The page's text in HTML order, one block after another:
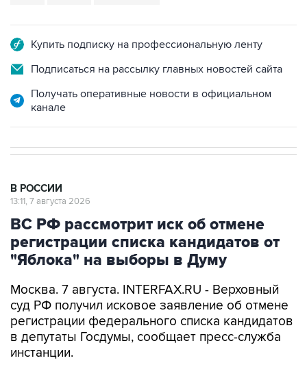
Купить подписку на профессиональную ленту
Подписаться на рассылку главных новостей сайта
Получать оперативные новости в официальном
канале
В РОССИИ
13:11, 7 августа 2026
ВС РФ рассмотрит иск об отмене
регистрации списка кандидатов от
"Яблока" на выборы в Думу
Москва. 7 августа. INTERFAX.RU - Верховный
суд РФ получил исковое заявление об отмене
регистрации федерального списка кандидатов
в депутаты Госдумы, сообщает пресс-служба
инстанции.